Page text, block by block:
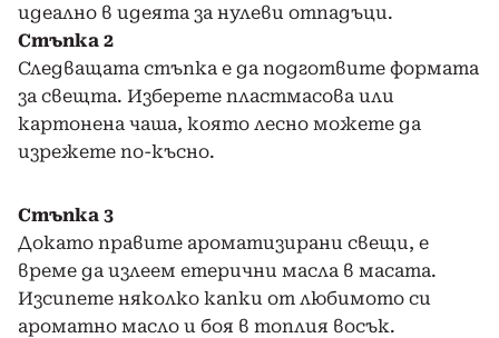
идеално в идеята за нулеви отпадъци.
Стъпка 2
Следващата стъпка е да подготвите формата
за свещта. Изберете пластмасова или
картонена чаша, която лесно можете да
изрежете по-късно.
Стъпка 3
Докато правите ароматизирани свещи, е
време да излеем етерични масла в масата.
Изсипете няколко капки от любимото си
ароматно масло и боя в топлия восък.